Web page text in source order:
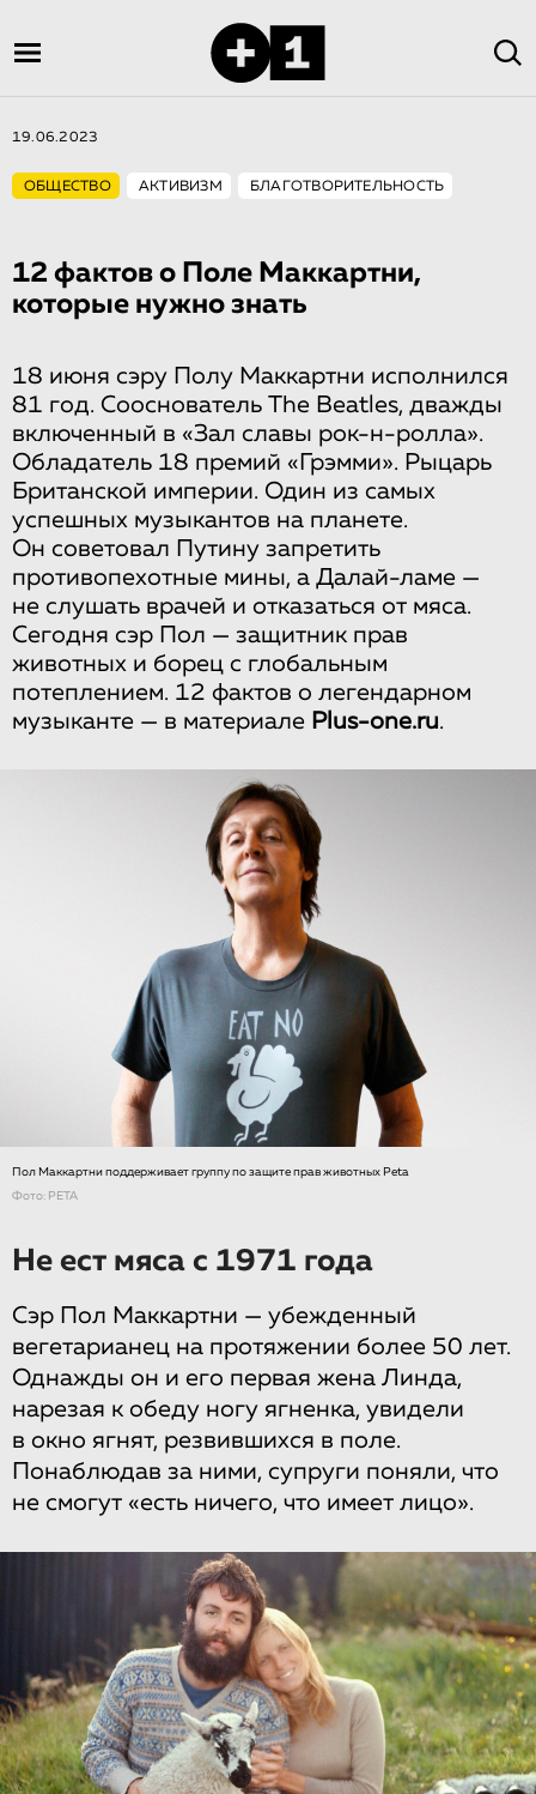
19.06.2023
ОБЩЕСТВО АКТИВИЗМ БЛАГОТВОРИТЕЛЬНОСТЬ
12 фактов о Поле Маккартни,
которые нужно знать
18 июня сэру Полу Маккартни исполнился
81 год. Сооснователь The Beatles, дважды
включенный в «Зал славы рок-н-ролла».
Обладатель 18 премий «Грэмми». Рыцарь
Британской империи. Один из самых
успешных музыкантов на планете.
Он советовал Путину запретить
противопехотные мины, а Далай-ламе —
не слушать врачей и отказаться от мяса.
Сегодня сэр Пол — защитник прав
животных и борец с глобальным
потеплением. 12 фактов о легендарном
музыканте — в материале Plus-one.ru.
Пол Маккартни поддерживает группу по защите прав животных Peta
Фото: PETA
Не ест мяса с 1971 года
Сэр Пол Маккартни — убежденный
вегетарианец на протяжении более 50 лет.
Однажды он и его первая жена Линда,
нарезая к обеду ногу ягненка, увидели
в окно ягнят, резвившихся в поле.
Понаблюдав за ними, супруги поняли, что
не смогут «есть ничего, что имеет лицо».